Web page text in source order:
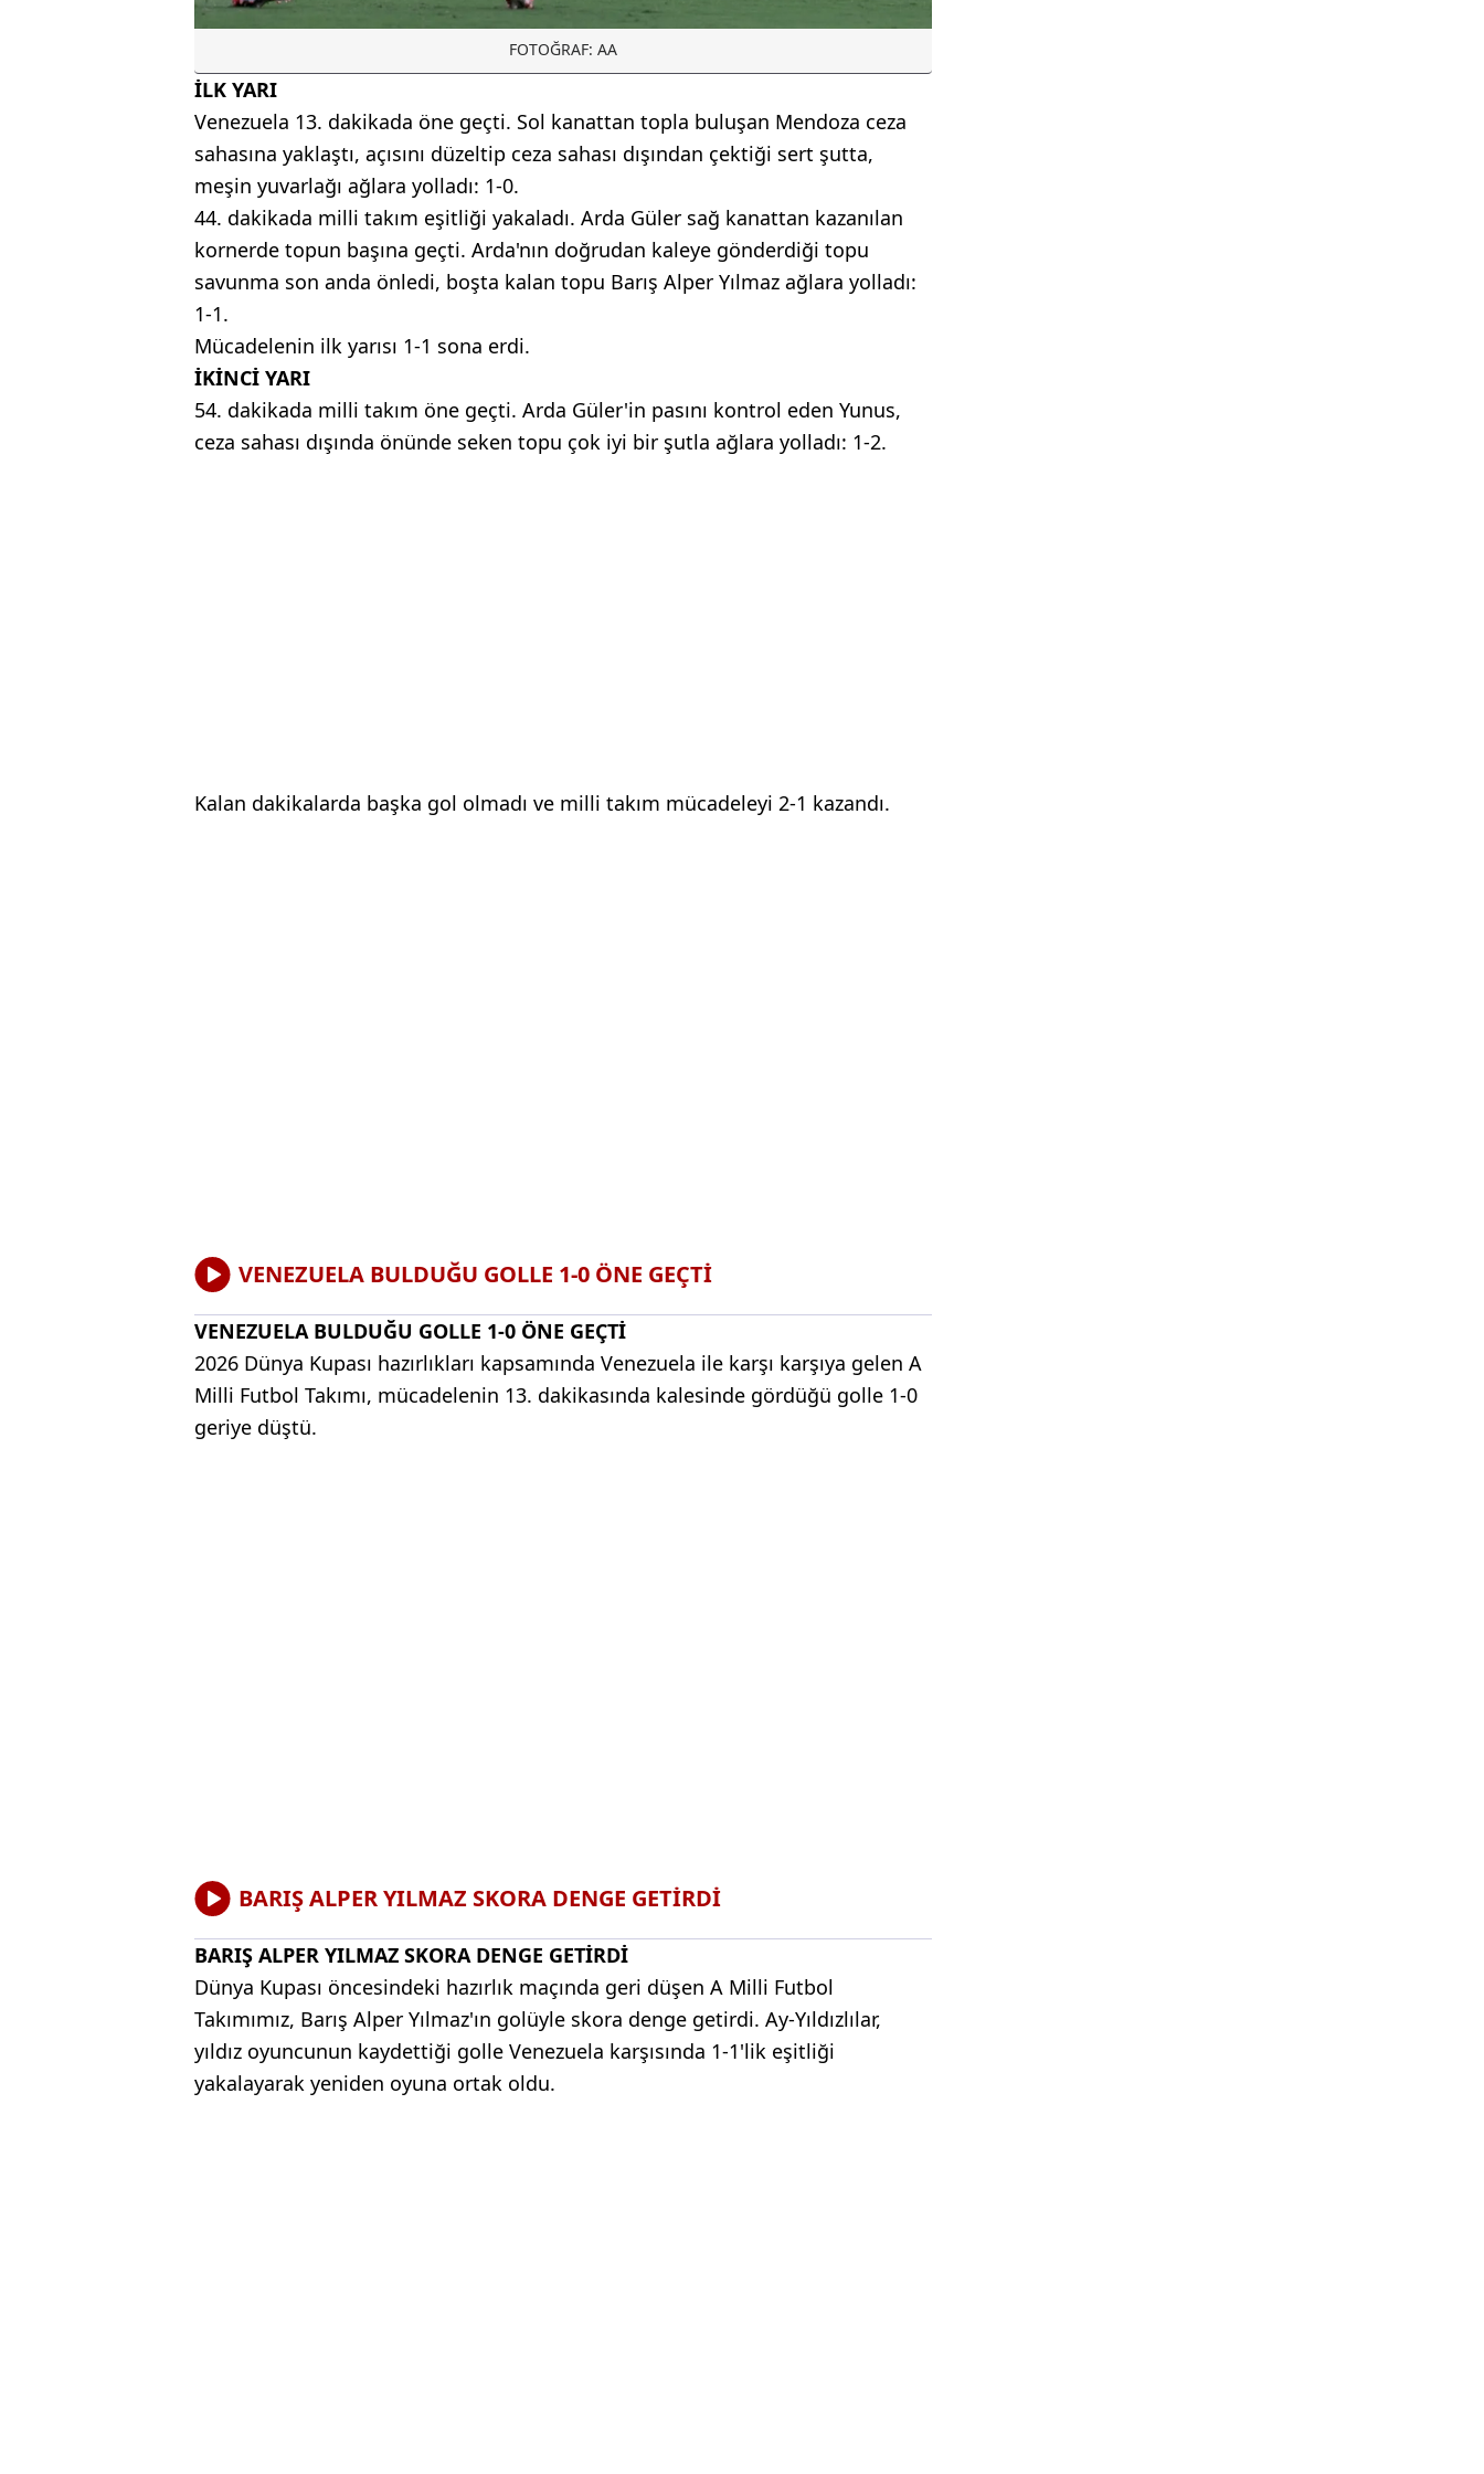
FOTOĞRAF: AA
İLK YARI
Venezuela 13. dakikada öne geçti. Sol kanattan topla buluşan Mendoza ceza
sahasına yaklaştı, açısını düzeltip ceza sahası dışından çektiği sert şutta,
meşin yuvarlağı ağlara yolladı: 1-0.
44. dakikada milli takım eşitliği yakaladı. Arda Güler sağ kanattan kazanılan
kornerde topun başına geçti. Arda'nın doğrudan kaleye gönderdiği topu
savunma son anda önledi, boşta kalan topu Barış Alper Yılmaz ağlara yolladı:
1-1.
Mücadelenin ilk yarısı 1-1 sona erdi.
İKİNCİ YARI
54. dakikada milli takım öne geçti. Arda Güler'in pasını kontrol eden Yunus,
ceza sahası dışında önünde seken topu çok iyi bir şutla ağlara yolladı: 1-2.
Kalan dakikalarda başka gol olmadı ve milli takım mücadeleyi 2-1 kazandı.
VENEZUELA BULDUĞU GOLLE 1-0 ÖNE GEÇTİ
VENEZUELA BULDUĞU GOLLE 1-0 ÖNE GEÇTİ
2026 Dünya Kupası hazırlıkları kapsamında Venezuela ile karşı karşıya gelen A
Milli Futbol Takımı, mücadelenin 13. dakikasında kalesinde gördüğü golle 1-0
geriye düştü.
BARIŞ ALPER YILMAZ SKORA DENGE GETİRDİ
BARIŞ ALPER YILMAZ SKORA DENGE GETİRDİ
Dünya Kupası öncesindeki hazırlık maçında geri düşen A Milli Futbol
Takımımız, Barış Alper Yılmaz'ın golüyle skora denge getirdi. Ay-Yıldızlılar,
yıldız oyuncunun kaydettiği golle Venezuela karşısında 1-1'lik eşitliği
yakalayarak yeniden oyuna ortak oldu.